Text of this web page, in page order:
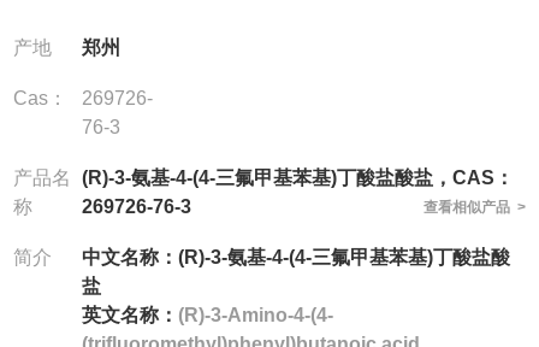
产地 郑州
Cas：
269726-
76-3
产品名
称
(R)-3-氨基-4-(4-三氟甲基苯基)丁酸盐酸盐，CAS：
269726-76-3
查看相似产品 >
简介 中文名称： (R)-3-氨基-4-(4-三氟甲基苯基)丁酸盐酸
盐
英文名称： (R)-3-Amino-4-(4-